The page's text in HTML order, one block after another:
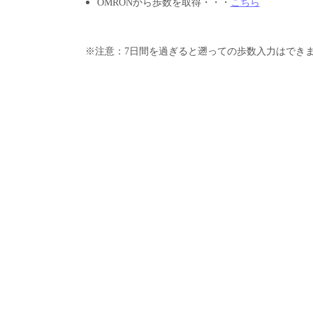
OMRONから歩数を取得・・・ こちら
※注意：7日間を過ぎると遡っての歩数入力はでき